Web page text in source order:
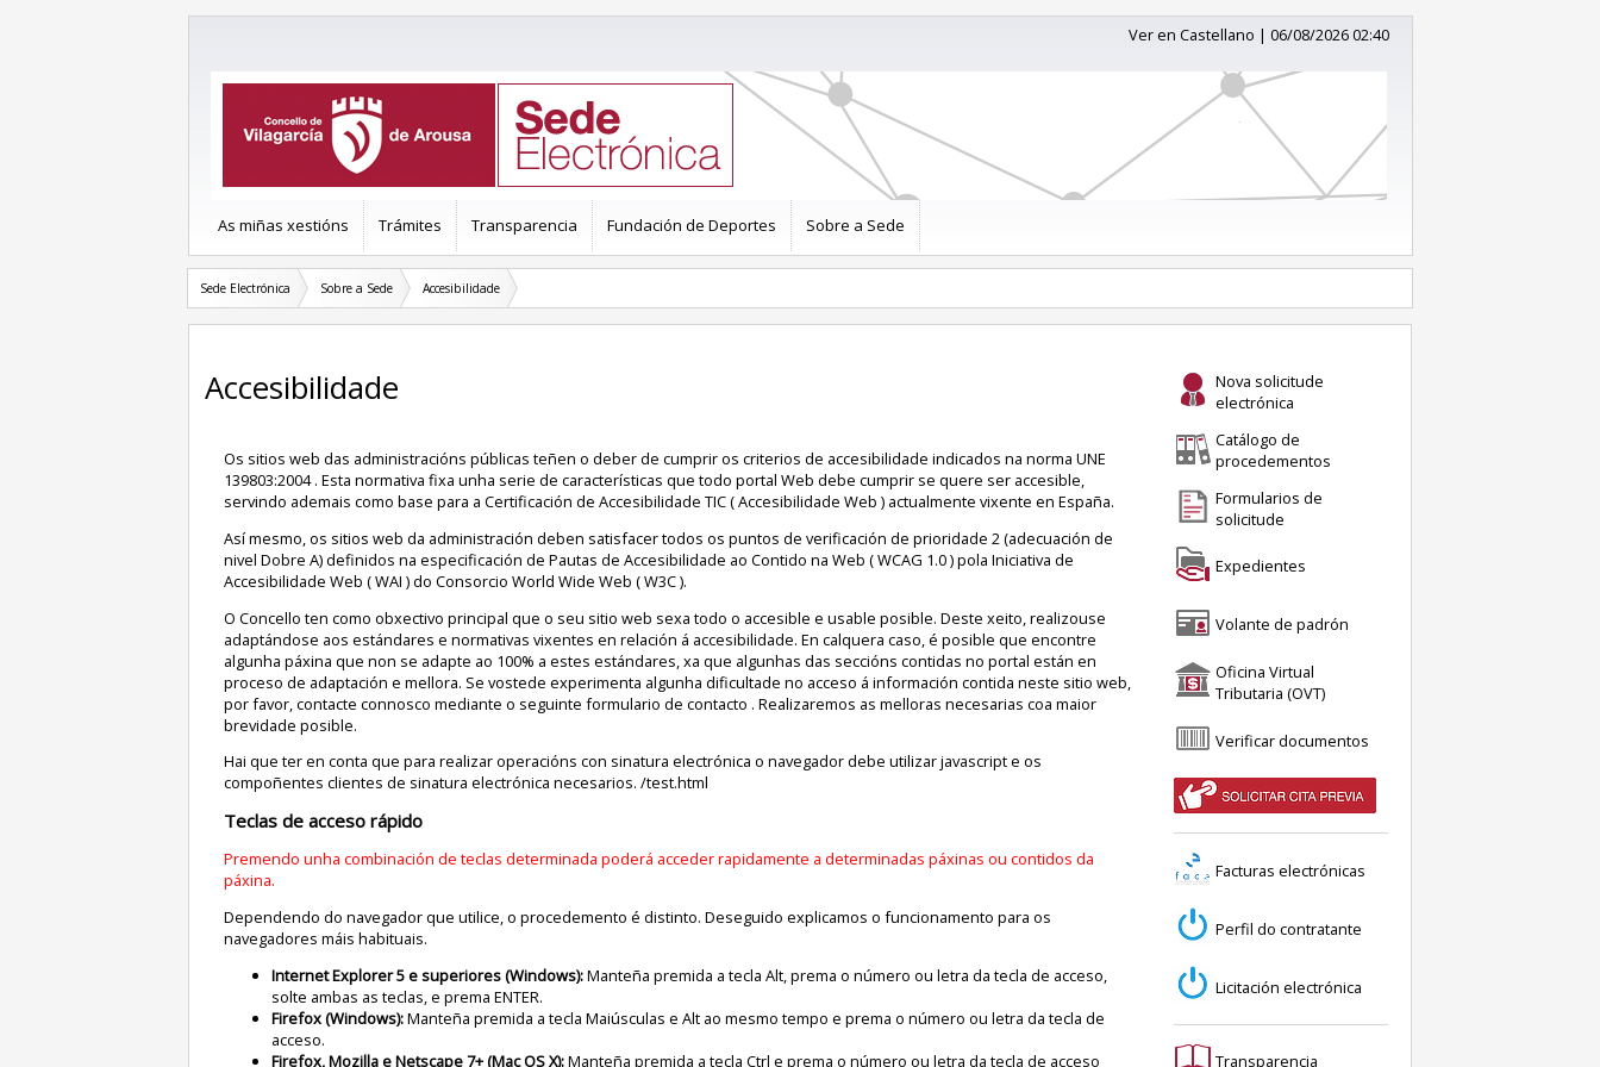
Ver en Castellano | 06/08/2026 02:40
As miñas xestións Trámites Transparencia Fundación de Deportes Sobre a Sede
Sede Electrónica Sobre a Sede Accesibilidade
Accesibilidade
Os sitios web das administracións públicas teñen o deber de cumprir os criterios de accesibilidade indicados na norma UNE
139803:2004 . Esta normativa fixa unha serie de características que todo portal Web debe cumprir se quere ser accesible,
servindo ademais como base para a Certificación de Accesibilidade TIC ( Accesibilidade Web ) actualmente vixente en España.
Así mesmo, os sitios web da administración deben satisfacer todos os puntos de verificación de prioridade 2 (adecuación de
nivel Dobre A) definidos na especificación de Pautas de Accesibilidade ao Contido na Web ( WCAG 1.0 ) pola Iniciativa de
Accesibilidade Web ( WAI ) do Consorcio World Wide Web ( W3C ).
O Concello ten como obxectivo principal que o seu sitio web sexa todo o accesible e usable posible. Deste xeito, realizouse
adaptándose aos estándares e normativas vixentes en relación á accesibilidade. En calquera caso, é posible que encontre
algunha páxina que non se adapte ao 100% a estes estándares, xa que algunhas das seccións contidas no portal están en
proceso de adaptación e mellora. Se vostede experimenta algunha dificultade no acceso á información contida neste sitio web,
por favor, contacte connosco mediante o seguinte formulario de contacto . Realizaremos as melloras necesarias coa maior
brevidade posible.
Hai que ter en conta que para realizar operacións con sinatura electrónica o navegador debe utilizar javascript e os
compoñentes clientes de sinatura electrónica necesarios. /test.html
Teclas de acceso rápido
Premendo unha combinación de teclas determinada poderá acceder rapidamente a determinadas páxinas ou contidos da
páxina.
Dependendo do navegador que utilice, o procedemento é distinto. Deseguido explicamos o funcionamento para os
navegadores máis habituais.
Internet Explorer 5 e superiores (Windows):Manteña premida a tecla Alt, prema o número ou letra da tecla de acceso,
solte ambas as teclas, e prema ENTER.
Firefox (Windows):Manteña premida a tecla Maiúsculas e Alt ao mesmo tempo e prema o número ou letra da tecla de
acceso.
Firefox, Mozilla e Netscape 7+ (Mac OS X):Manteña premida a tecla Ctrl e prema o número ou letra da tecla de acceso
Nova solicitude
electrónica
Catálogo de
procedementos
Formularios de
solicitude
Expedientes
Volante de padrón
Oficina Virtual
Tributaria (OVT)
Verificar documentos
Facturas electrónicas
Perfil do contratante
Licitación electrónica
Transparencia